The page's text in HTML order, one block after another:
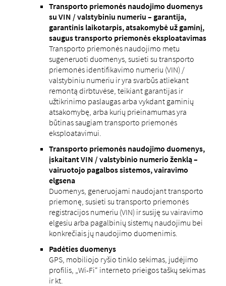
Transporto priemonės naudojimo duomenys
su VIN / valstybiniu numeriu – garantija,
garantinis laikotarpis, atsakomybė už gaminį,
saugus transporto priemonės eksploatavimas
Transporto priemonės naudojimo metu
sugeneruoti duomenys, susieti su transporto
priemonės identifikavimo numeriu (VIN) /
valstybiniu numeriu ir yra svarbūs atliekant
remontą dirbtuvėse, teikiant garantijas ir
užtikrinimo paslaugas arba vykdant gaminių
atsakomybę, arba kurių prieinamumas yra
būtinas saugiam transporto priemonės
eksploatavimui.
Transporto priemonės naudojimo duomenys,
įskaitant VIN / valstybinio numerio ženklą –
vairuotojo pagalbos sistemos, vairavimo
elgsena
Duomenys, generuojami naudojant transporto
priemonę, susieti su transporto priemonės
registracijos numeriu (VIN) ir susiję su vairavimo
elgesiu arba pagalbinių sistemų naudojimu bei
konkrečiais jų naudojimo duomenimis.
Padėties duomenys
GPS, mobiliojo ryšio tinklo sekimas, judėjimo
profilis, „Wi-Fi“ interneto prieigos taškų sekimas
ir kt.